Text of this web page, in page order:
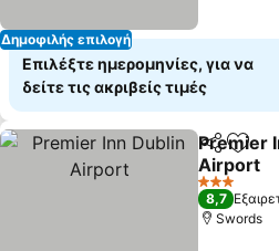
Δημοφιλής επιλογή
Επιλέξτε ημερομηνίες, για να
δείτε τις ακριβείς τιμές
Premier
Airport
Εμφάνιση
3 Αστέρια
8,7
Swords